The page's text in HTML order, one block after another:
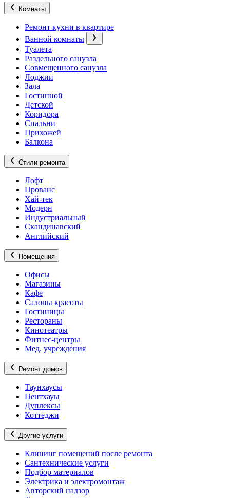
Комнаты
Ремонт кухни в квартире
Ванной комнаты
Туалета
Раздельного санузла
Совмещенного санузла
Лоджии
Зала
Гостинной
Детской
Коридора
Спальни
Прихожей
Балкона
Стили ремонта
Лофт
Прованс
Хай-тек
Модерн
Индустриальный
Скандинавский
Английский
Помещения
Офисы
Магазины
Кафе
Салоны красоты
Гостиницы
Рестораны
Кинотеатры
Фитнес-центры
Мед. учреждения
Ремонт домов
Таунхаусы
Пентхауы
Дуплексы
Коттеджи
Другие услуги
Клининг помещений после ремонта
Сантехнические услуги
Подбор материалов
Электрика и электромонтаж
Авторский надзор